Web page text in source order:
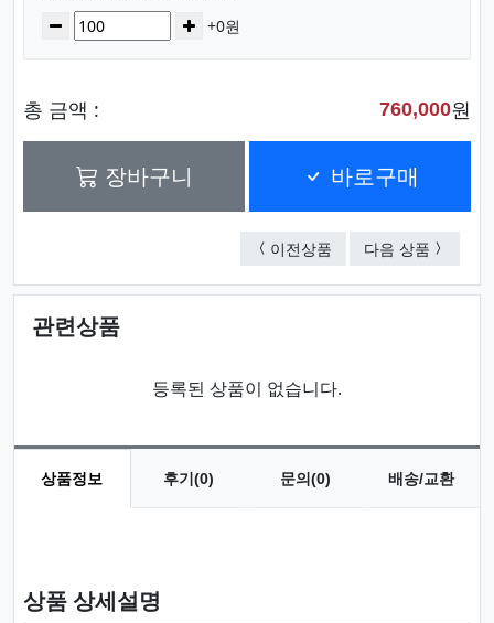
수량감소 증가+0원
총 금액 : 760,000원
장바구니 바로구매
이전상품 슬링백 크로스백-미니
다음 상품 슬림 백
관련상품
등록된 상품이 없습니다.
상품정보 후기(0) 문의(0) 배송/교환
상품 상세설명